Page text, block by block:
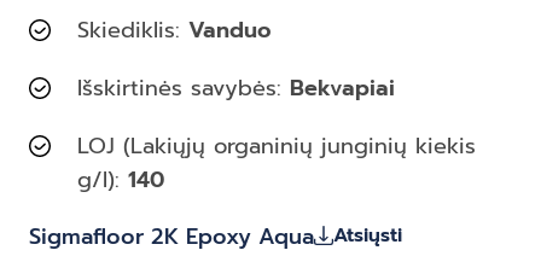
Skiediklis: Vanduo
Išskirtinės savybės: Bekvapiai
LOJ (Lakiųjų organinių junginių kiekis
g/l): 140
Sigmafloor 2K Epoxy Aqua
Atsiųsti